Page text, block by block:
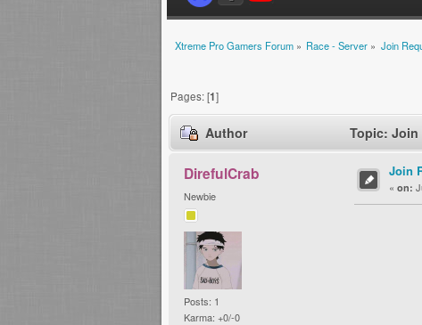
Xtreme Pro Gamers Forum» Race - Server » Join
Pages: [1]
Author Topic: Join
DirefulCrab
Newbie
Posts: 1
Karma: +0/-0
Join
« on: